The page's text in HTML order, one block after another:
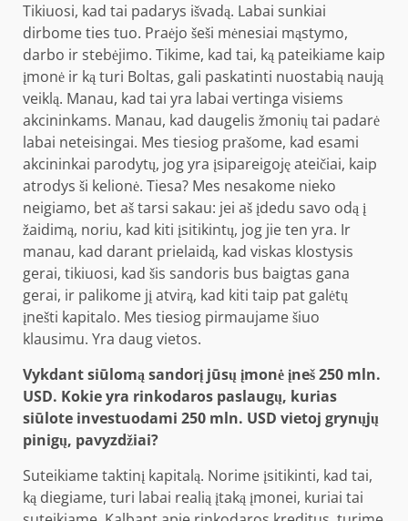
Tikiuosi, kad tai padarys išvadą. Labai sunkiai
dirbome ties tuo. Praėjo šeši mėnesiai mąstymo,
darbo ir stebėjimo. Tikime, kad tai, ką pateikiame kaip
įmonė ir ką turi Boltas, gali paskatinti nuostabią naują
veiklą. Manau, kad tai yra labai vertinga visiems
akcininkams. Manau, kad daugelis žmonių tai padarė
labai neteisingai. Mes tiesiog prašome, kad esami
akcininkai parodytų, jog yra įsipareigoję ateičiai, kaip
atrodys ši kelionė. Tiesa? Mes nesakome nieko
neigiamo, bet aš tarsi sakau: jei aš įdedu savo odą į
žaidimą, noriu, kad kiti įsitikintų, jog jie ten yra. Ir
manau, kad darant prielaidą, kad viskas klostysis
gerai, tikiuosi, kad šis sandoris bus baigtas gana
gerai, ir palikome jį atvirą, kad kiti taip pat galėtų
įnešti kapitalo. Mes tiesiog pirmaujame šiuo
klausimu. Yra daug vietos.
Vykdant siūlomą sandorį jūsų įmonė įneš 250 mln.
USD. Kokie yra rinkodaros paslaugų, kurias
siūlote investuodami 250 mln. USD vietoj grynųjų
pinigų, pavyzdžiai?
Suteikiame taktinį kapitalą. Norime įsitikinti, kad tai,
ką diegiame, turi labai realią įtaką įmonei, kuriai tai